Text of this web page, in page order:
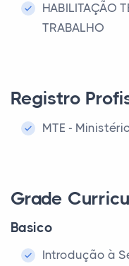
HABILITAÇÃO
TRABALHO
Registro
MTE -
Grade
Basico
Introdução à